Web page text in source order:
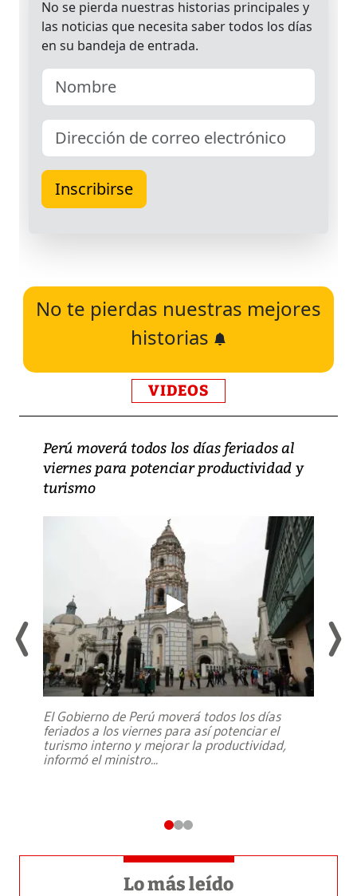
No te pierdas nuestras mejores
historias
VIDEOS
Perú moverá todos los días feriados al
viernes para potenciar productividad y
turismo
El Gobierno de Perú moverá todos los días
feriados a los viernes para así potenciar el
turismo interno y mejorar la productividad,
informó el ministro...
Lo más leído